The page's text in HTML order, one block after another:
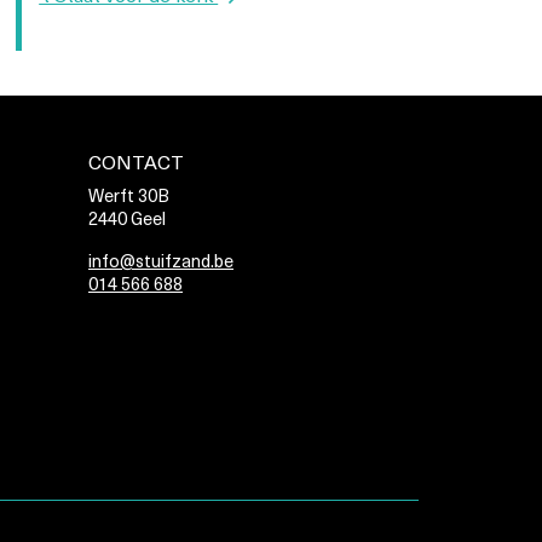
CONTACT
Werft 30B
2440 Geel
info@stuifzand.be
014 566 688